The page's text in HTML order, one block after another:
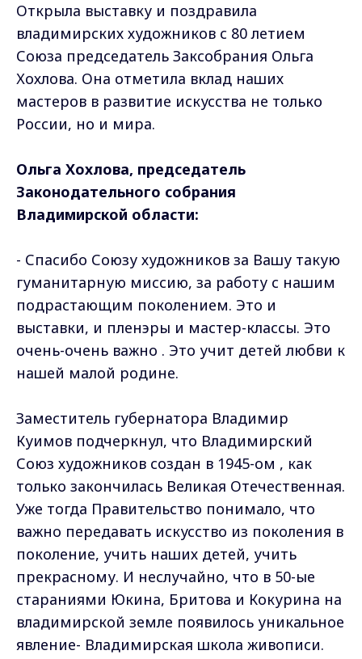
Открыла выставку и поздравила
владимирских художников с 80 летием
Союза председатель Заксобрания Ольга
Хохлова. Она отметила вклад наших
мастеров в развитие искусства не только
России, но и мира.
Ольга Хохлова, председатель
Законодательного собрания
Владимирской области:
- Спасибо Союзу художников за Вашу такую
гуманитарную миссию, за работу с нашим
подрастающим поколением. Это и
выставки, и пленэры и мастер-классы. Это
очень-очень важно . Это учит детей любви к
нашей малой родине.
Заместитель губернатора Владимир
Куимов подчеркнул, что Владимирский
Союз художников создан в 1945-ом , как
только закончилась Великая Отечественная.
Уже тогда Правительство понимало, что
важно передавать искусство из поколения в
поколение, учить наших детей, учить
прекрасному. И неслучайно, что в 50-ые
стараниями Юкина, Бритова и Кокурина на
владимирской земле появилось уникальное
явление- Владимирская школа живописи.